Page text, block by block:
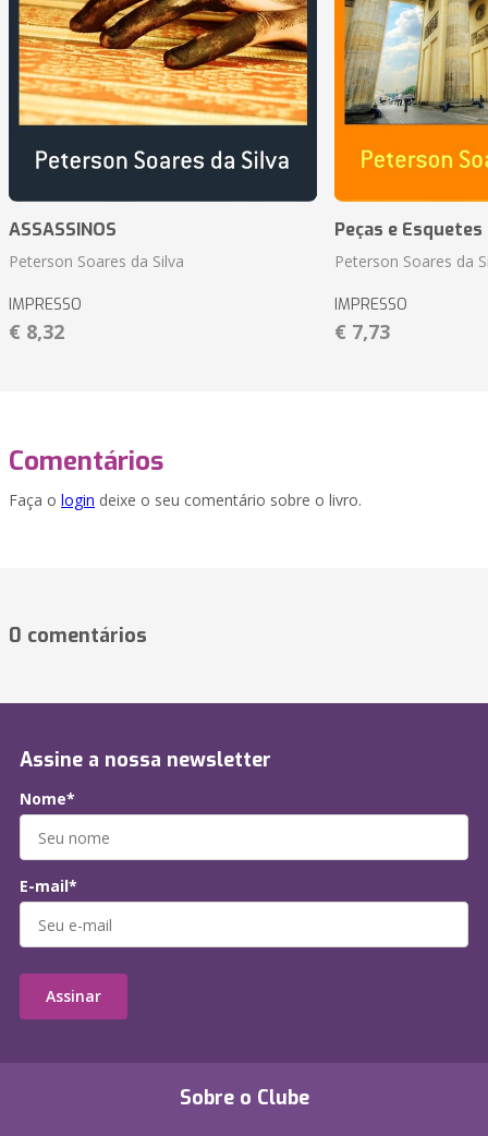
ASSASSINOS
Peterson Soares da Silva
IMPRESSO
€ 8,32
Peças e
Peterson Soares da
IMPRESSO
€ 7,73
Comentários
Faça o login deixe o seu comentário sobre o livro.
0 comentários
Sobre o Clube
Assine a nossa newsletter
Nome*
E-mail*
Assinar